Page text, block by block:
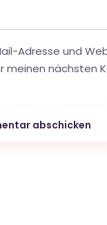
Adresse und
meinen nächsten
abschicken